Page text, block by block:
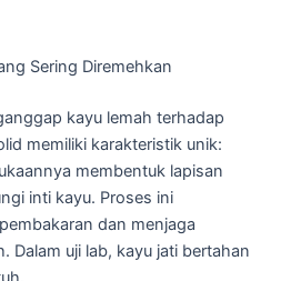
Sering Diremehkan
kayu lemah terhadap
memiliki karakteristik unik:
membentuk lapisan
inti kayu. Proses ini
dan menjaga
Dalam uji lab, kayu jati bertahan